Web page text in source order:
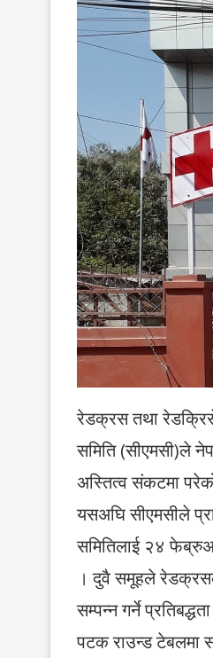
रेडक्रस तथा
समिति (सीएमसी)ले
अस्तित्व संकटमा
यसअघि सीएमसीले
समितिलाई २४
। दुवै समूहले
सम्पन्न गर्ने
पटक राउन्ड टेबलमा